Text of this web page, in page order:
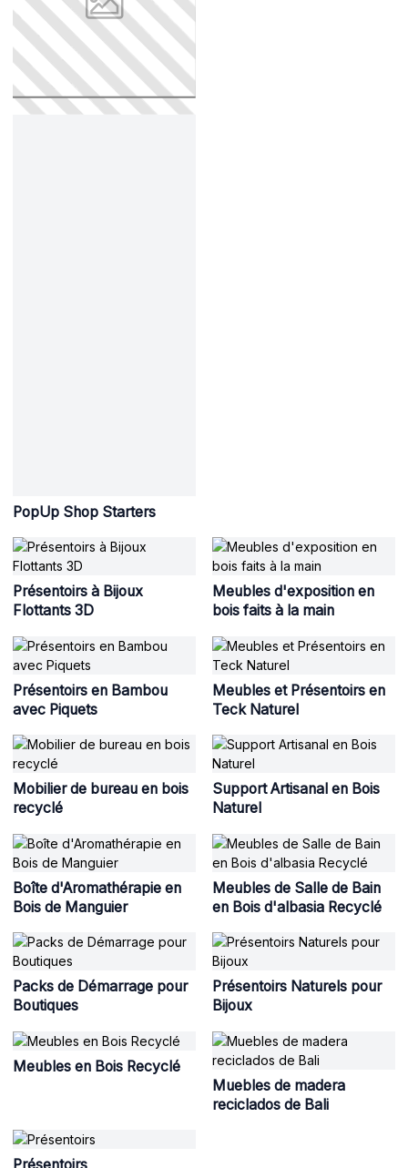
PopUp Shop Starters
Présentoirs à Bijoux
Flottants 3D
Meubles d'exposition en
bois faits à la main
Présentoirs en Bambou
avec Piquets
Meubles et Présentoirs en
Teck Naturel
Mobilier de bureau en bois
recyclé
Support Artisanal en Bois
Naturel
Boîte d'Aromathérapie en
Bois de Manguier
Meubles de Salle de Bain
en Bois d'albasia Recyclé
Packs de Démarrage pour
Boutiques
Présentoirs Naturels pour
Bijoux
Meubles en Bois Recyclé
Muebles de madera
reciclados de Bali